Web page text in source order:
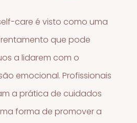
care é visto como uma
que pode
a lidarem com o
emocional. Profissionais
a prática de cuidados
forma de promover a